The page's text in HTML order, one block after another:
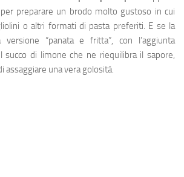
preparare un brodo molto gustoso in cui
o altri formati di pasta preferiti. E se la
“panata e fritta”, con l’aggiunta
succo di limone che ne riequilibra il sapore,
assaggiare una vera golosità.